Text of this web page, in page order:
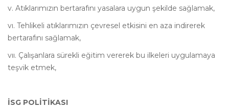
v. Atıklarımızın bertarafını yasalara uygun şekilde sağlamak,
vı. Tehlikeli atıklarımızın çevresel etkisini en aza indirerek
bertarafını sağlamak,
vıı. Çalışanlara sürekli eğitim vererek bu ilkeleri uygulamaya
teşvik etmek,
İSG POLİTİKASI